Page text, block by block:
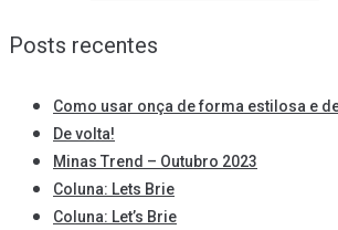
Posts recentes
Como usar onça de forma estilosa e
De volta!
Minas Trend – Outubro 2023
Coluna: Lets Brie
Coluna: Let’s Brie